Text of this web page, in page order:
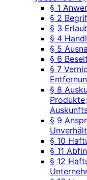
§ 1
§ 2
§ 3
§ 4
§ 5
§ 6
§ 7
§ 8
§ 9
§ 10
§ 11
§ 12